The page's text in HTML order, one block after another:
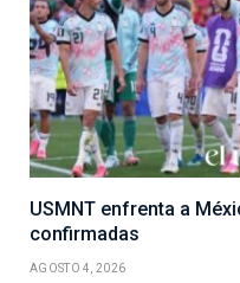
USMNT enfrenta a
confirmadas
AGOSTO 4, 2026